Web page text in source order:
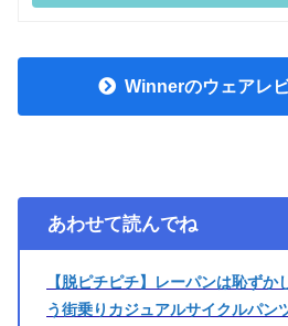
Winnerのウェアレ
あわせて読んでね
【脱ピチピチ】レーパンは恥ず
う街乗りカジュアルサイクルパン